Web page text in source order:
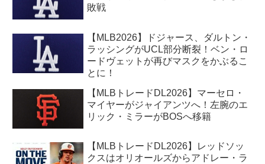
敗戦
【MLB2026】ドジャース、ダルトン・
ラッシングがUCL部分断裂！ベン・ロ
ードヴェットが再びマスクをかぶるこ
とに！
【MLBトレードDL2026】マーセロ・
マイヤーがジャイアンツへ！左腕のエ
リック・ミラーがBOSへ移籍
【MLBトレードDL2026】レッドソッ
クスはオリオールズからアドレー・ラ